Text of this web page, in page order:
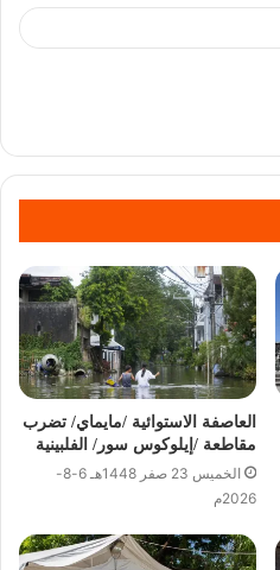
العاصفة الاستوائية /مايماي/ تضرب
مقاطعة /إيلوكوس سور/ الفلبينية
الخميس 23 صفر 1448هـ 6-8-
2026م